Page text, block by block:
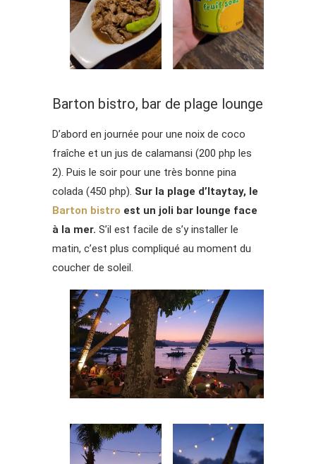
Barton bistro, bar de plage lounge
D’abord en journée pour une noix de coco
fraîche et un jus de calamansi (200 php les
2). Puis le soir pour une très bonne pina
colada (450 php). Sur la plage d’Itaytay, le
Barton bistro est un joli bar lounge face
à la mer. S’il est facile de s’y installer le
matin, c’est plus compliqué au moment du
coucher de soleil.